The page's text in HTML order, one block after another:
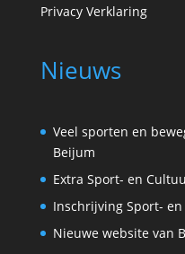
Privacy Verklaring
Nieuws
Veel sporten en
Beijum
Extra Sport- en
Inschrijving Sport-
Nieuwe website van